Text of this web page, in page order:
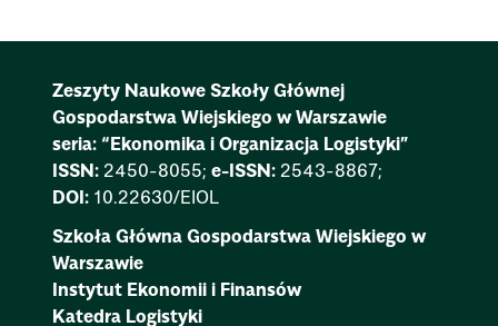
Zeszyty Naukowe Szkoły Głównej
Gospodarstwa Wiejskiego w Warszawie
seria: “Ekonomika i Organizacja Logistyki”
ISSN: 2450-8055; e-ISSN: 2543-8867;
DOI: 10.22630/EIOL
Szkoła Główna Gospodarstwa Wiejskiego w
Warszawie
Instytut Ekonomii i Finansów
Katedra Logistyki